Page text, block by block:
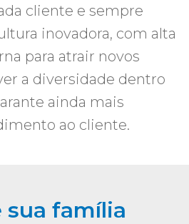
cliente e sempre
inovadora, com alta
para atrair novos
a diversidade dentro
ainda mais
ao cliente.
sua família